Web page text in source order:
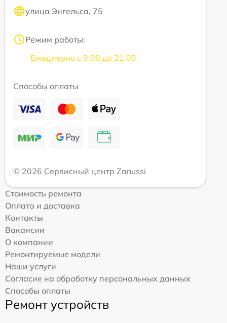
улица Энгельса, 75
Режим работы:
Ежедневно с 9:00 до 21:00
Способы оплаты
© 2026 Сервисный центр Zanussi
Стоимость ремонта
Оплата и доставка
Контакты
Вакансии
О компании
Ремонтируемые модели
Наши услуги
Согласие на обработку персональных данных
Способы оплаты
Ремонт устройств